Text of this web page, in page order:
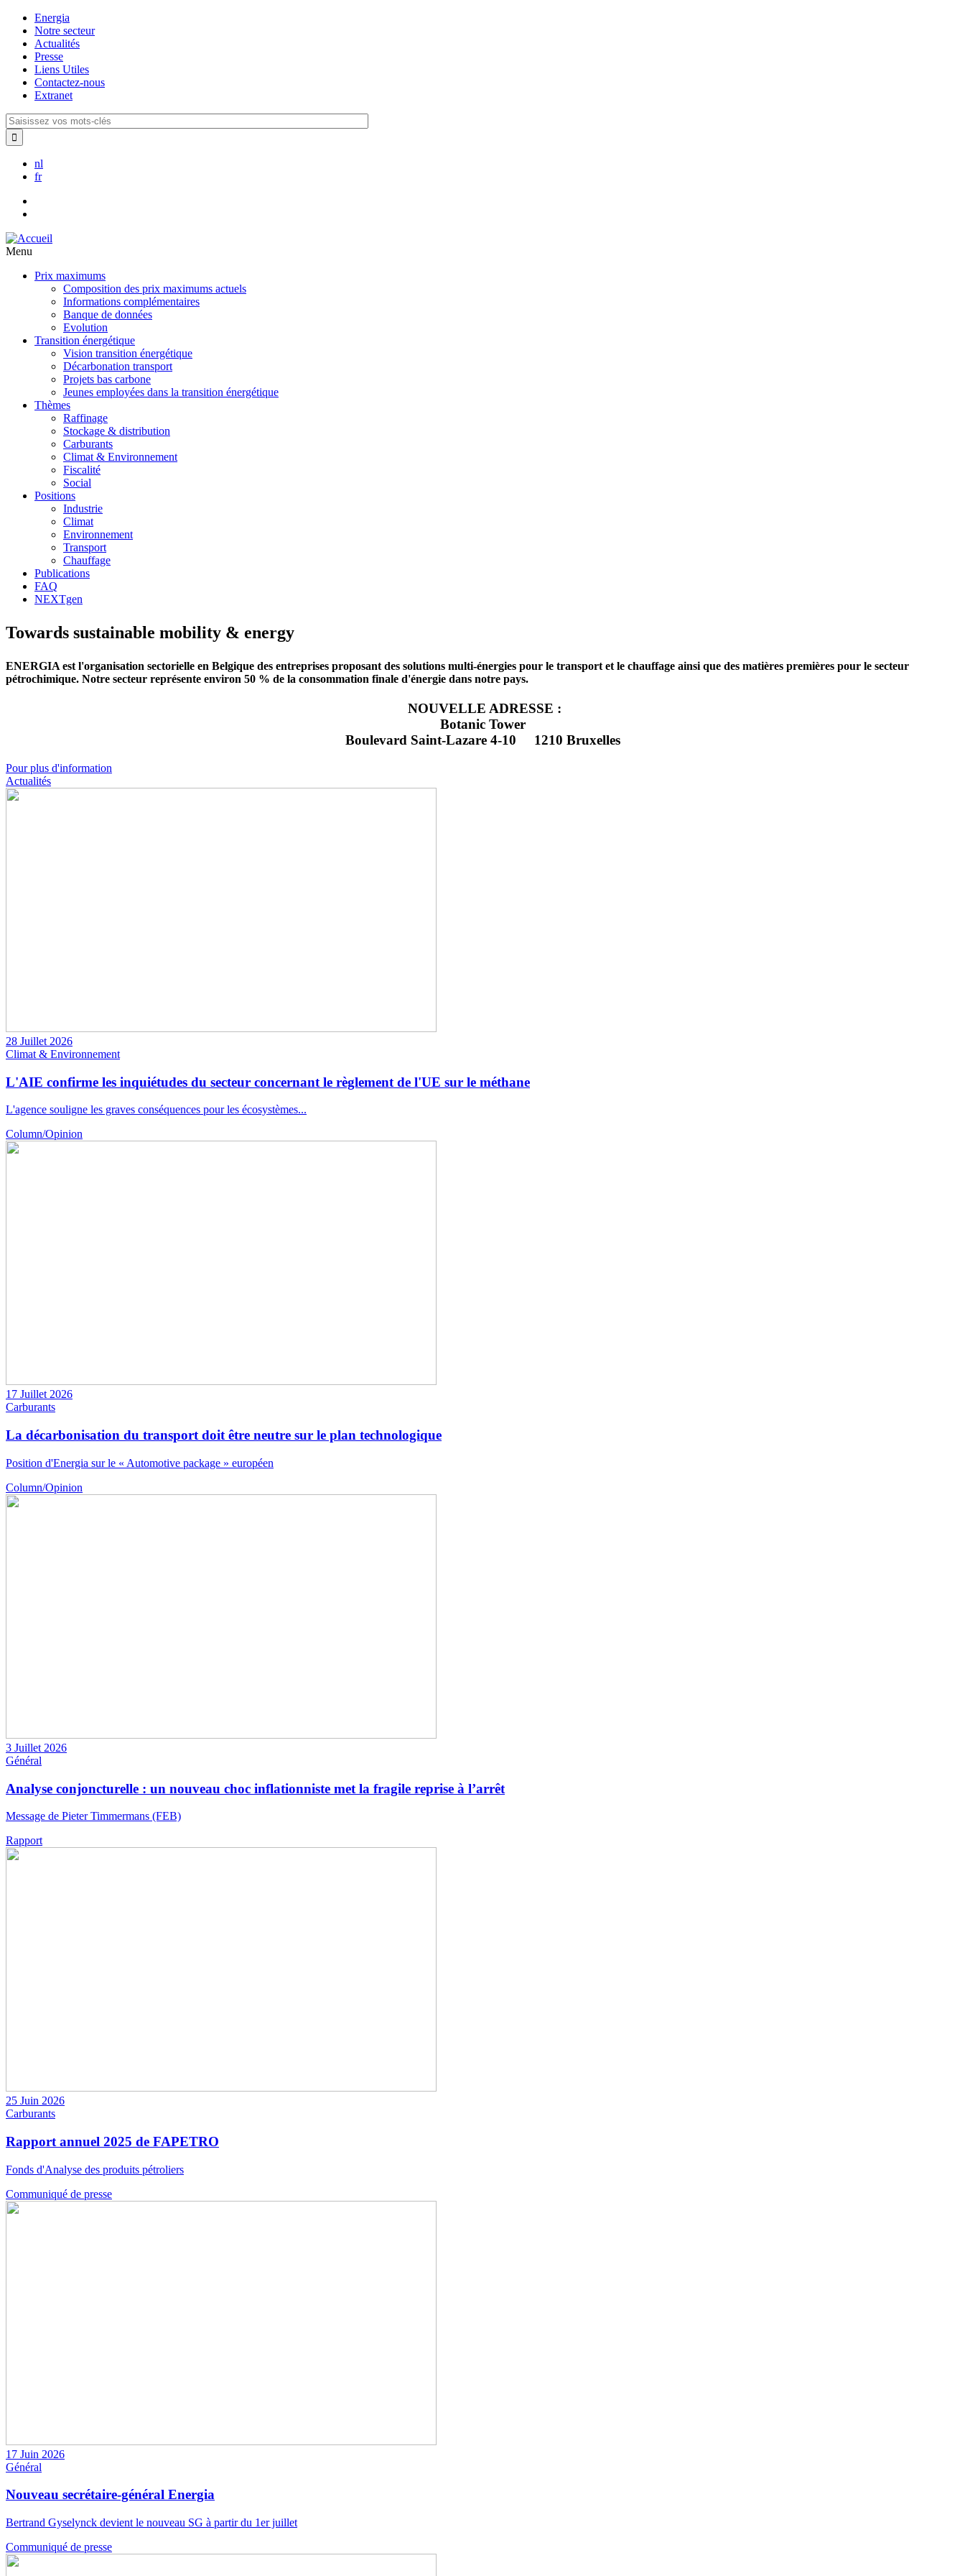
Aller
contenu
principal
Energia
Notre secteur
Actualités
Presse
Liens Utiles
Contactez-nous
Extranet
Saisissez
vos
mots-
nl
fr
Menu
Prix maximums
Composition des prix maximums actuels
Informations complémentaires
Banque de données
Evolution
Transition énergétique
Vision transition énergétique
Décarbonation transport
Projets bas carbone
Jeunes employées dans la transition énergétique
Thèmes
Raffinage
Stockage & distribution
Carburants
Climat & Environnement
Fiscalité
Social
Positions
Industrie
Climat
Environnement
Transport
Chauffage
Publications
FAQ
NEXTgen
Towards sustainable mobility & energy
ENERGIA est l'organisation sectorielle en Belgique des entreprises proposant des solutions multi-énergies pour le transport et le chauffage ainsi que des matières premières pour le secteur
pétrochimique. Notre secteur représente environ 50 % de la consommation finale d'énergie dans notre pays.
NOUVELLE ADRESSE :
Botanic Tower
Boulevard Saint-Lazare 4-10 1210 Bruxelles
Pour plus d'information
Actualités
28 Juillet 2026
Climat & Environnement
L'AIE confirme les inquiétudes du secteur concernant le règlement de l'UE sur le méthane
L'agence souligne les graves conséquences pour les écosystèmes...
Column/Opinion
17 Juillet 2026
Carburants
La décarbonisation du transport doit être neutre sur le plan technologique
Position d'Energia sur le « Automotive package » européen
Column/Opinion
3 Juillet 2026
Général
Analyse conjoncturelle : un nouveau choc inflationniste met la fragile reprise à l’arrêt
Message de Pieter Timmermans (FEB)
Rapport
25 Juin 2026
Carburants
Rapport annuel 2025 de FAPETRO
Fonds d'Analyse des produits pétroliers
Communiqué de presse
17 Juin 2026
Général
Nouveau secrétaire-général Energia
Bertrand Gyselynck devient le nouveau SG à partir du 1er juillet
Communiqué de presse